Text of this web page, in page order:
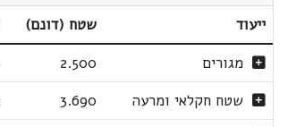
ייעוד שטח (דונם)
מגורים
2.500
שטח חקלאי ומרעה
3.690